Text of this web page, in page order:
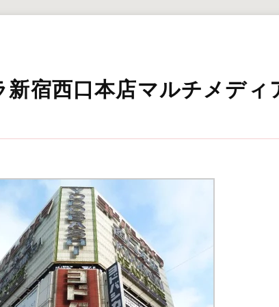
新宿西口本店マルチメディ